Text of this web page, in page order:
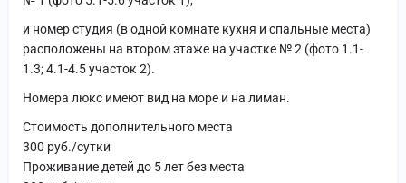
и номер студия (в одной комнате кухня и спальные места)
расположены на втором этаже на участке № 2 (фото 1.1-
1.3; 4.1-4.5 участок 2).
Номера люкс имеют вид на море и на лиман.
Стоимость дополнительного места
300 руб./сутки
Проживание детей до 5 лет без места